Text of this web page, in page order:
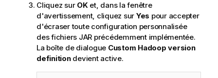
Cliquez sur OKet, dans la fenêtre
d'avertissement, cliquez sur Yes pour accepter
d'écraser toute configuration personnalisée
des fichiers JAR précédemment implémentée.
La boîte de dialogue Custom Hadoop version
definitiondevient active.